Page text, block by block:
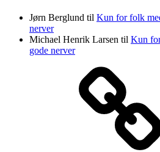
Jørn Berglund til Kun for folk
nerver
Michael Henrik Larsen til Kun
gode nerver